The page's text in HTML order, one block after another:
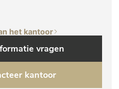
het kantoor
vragen
kantoor